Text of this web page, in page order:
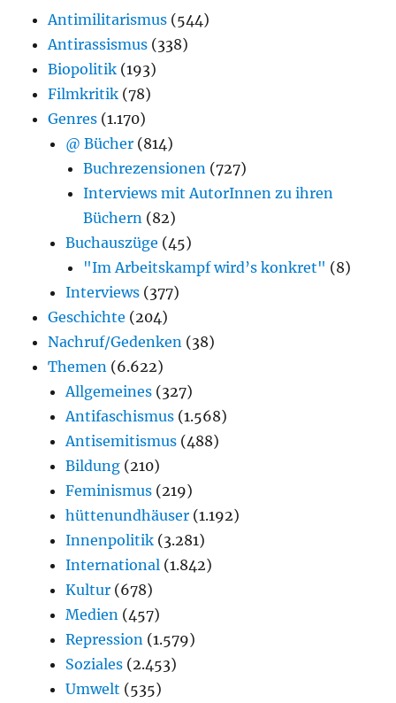
Antimilitarismus (544)
Antirassismus (338)
Biopolitik (193)
Filmkritik (78)
Genres (1.170)
@ Bücher (814)
Buchrezensionen (727)
Interviews mit AutorInnen zu ihren
Büchern (82)
Buchauszüge (45)
"Im Arbeitskampf wird’s konkret" (8)
Interviews (377)
Geschichte (204)
Nachruf/Gedenken (38)
Themen (6.622)
Allgemeines (327)
Antifaschismus (1.568)
Antisemitismus (488)
Bildung (210)
Feminismus (219)
hüttenundhäuser (1.192)
Innenpolitik (3.281)
International (1.842)
Kultur (678)
Medien (457)
Repression (1.579)
Soziales (2.453)
Umwelt (535)